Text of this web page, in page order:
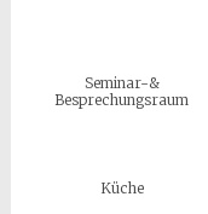
Seminar-&
Besprechungsraum
Küche